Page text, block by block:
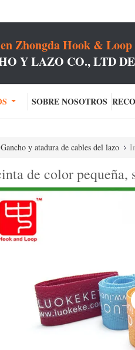
Zhongda Hook &
Y LAZO CO., LTD
SOBRE NOSOTROS
Gancho y atadura de cables del lazo
de color